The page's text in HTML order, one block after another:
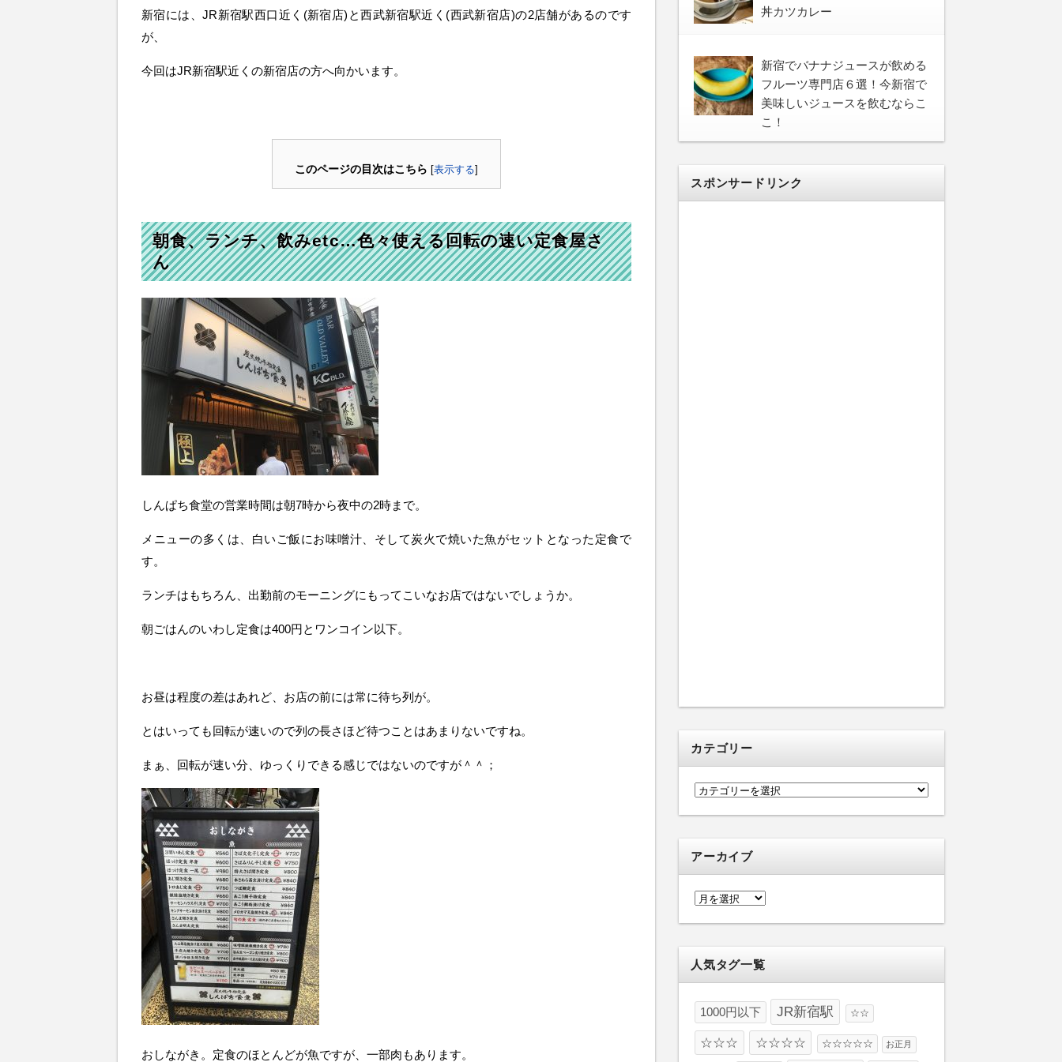
新宿には、JR新宿駅西口近く(新宿店)と西武新宿駅近く(西武新宿店)の2店舗があるのです
が、
今回はJR新宿駅近くの新宿店の方へ向かいます。
このページの目次はこちら [表示する]
朝食、ランチ、飲みetc…色々使える回転の速い定食屋さ
ん
しんぱち食堂の営業時間は朝7時から夜中の2時まで。
メニューの多くは、白いご飯にお味噌汁、そして炭火で焼いた魚がセットとなった定食で
す。
ランチはもちろん、出勤前のモーニングにもってこいなお店ではないでしょうか。
朝ごはんのいわし定食は400円とワンコイン以下。
お昼は程度の差はあれど、お店の前には常に待ち列が。
とはいっても回転が速いので列の長さほど待つことはあまりないですね。
まぁ、回転が速い分、ゆっくりできる感じではないのですが＾＾；
おしながき。定食のほとんどが魚ですが、一部肉もあります。
丼カツカレー
新宿でバナナジュースが飲める
フルーツ専門店６選！今新宿で
美味しいジュースを飲むならこ
こ！
スポンサードリンク
カテゴリー
カ
リ
ー
アーカイブ
ア
イ
ブ
人気タグ一覧
1000円以下 JR新宿駅 ☆☆
☆☆☆ ☆☆☆☆ ☆☆☆☆☆ お正月